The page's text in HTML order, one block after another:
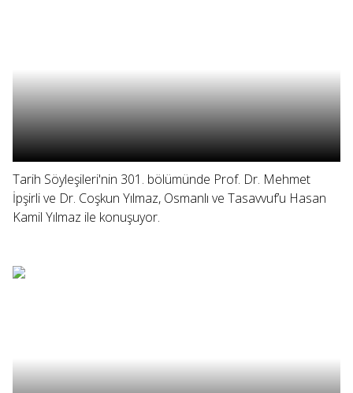
Tarih Söyleşileri'nin 301. bölümünde Prof. Dr. Mehmet
İpşirli ve Dr. Coşkun Yılmaz, Osmanlı ve Tasavvuf’u Hasan
Kamil Yılmaz ile konuşuyor.